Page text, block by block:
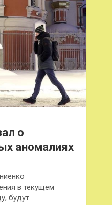
о
аномалиях
в текущем
будут